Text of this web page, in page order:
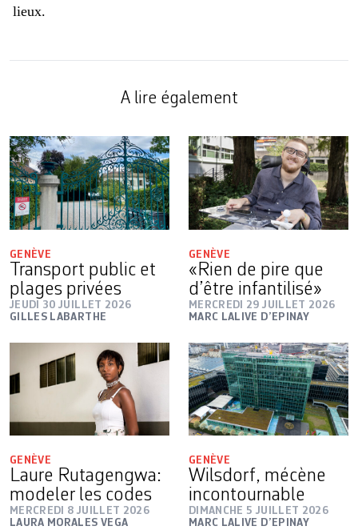
lieux.
A lire également
GENÈVE
Transport public et
plages privées
JEUDI 30 JUILLET 2026
GILLES LABARTHE
GENÈVE
«Rien de pire que
d’être infantilisé»
MERCREDI 29 JUILLET 2026
MARC LALIVE D’EPINAY
GENÈVE
Laure Rutagengwa:
modeler les codes
MERCREDI 8 JUILLET 2026
LAURA MORALES VEGA
GENÈVE
Wilsdorf, mécène
incontournable
DIMANCHE 5 JUILLET 2026
MARC LALIVE D’EPINAY